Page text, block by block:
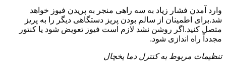
وارد آمدن فشار زیاد به سه راهی منجر به پریدن فیوز خواهد
شد.برای اطمینان از سالم بودن پریز دستگاهی دیگر را به پریز
متصل کنید.اگر روشن نشد لازم است فیوز تعویض شود یا کنتور
مجدداً راه اندازی شود.
تنظیمات مربوط به کنترل دما یخچال